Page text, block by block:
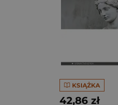
KSIĄŻKA
42,86 zł